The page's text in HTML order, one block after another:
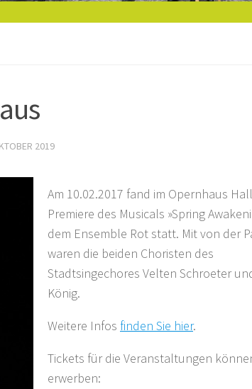
2019
Am 10.02.2017 fand im Opernhaus
Premiere des Musicals »Spring
dem Ensemble Rot statt. Mit von der
waren die beiden Choristen des
Stadtsingechores Velten Schroeter
König.
Weitere Infos finden Sie hier.
Tickets für die Veranstaltungen
erwerben: